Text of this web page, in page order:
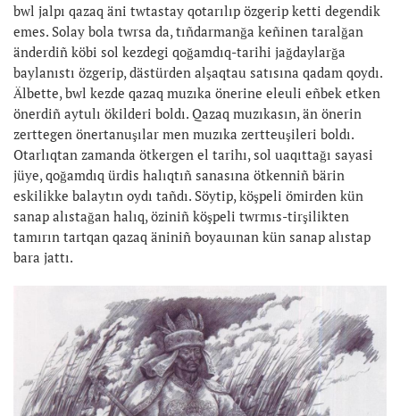
bwl jalpı qazaq äni twtastay qotarılıp özgerip ketti degendik
emes. Solay bola twrsa da, tıñdarmanğa keñinen taralğan
änderdiñ köbi sol kezdegi qoğamdıq-tarihi jağdaylarğa
baylanıstı özgerip, dästürden alşaqtau satısına qadam qoydı.
Älbette, bwl kezde qazaq muzıka önerine eleuli eñbek etken
önerdiñ aytulı ökilderi boldı. Qazaq muzıkasın, än önerin
zerttegen önertanuşılar men muzıka zertteuşileri boldı.
Otarlıqtan zamanda ötkergen el tarihı, sol uaqıttağı sayasi
jüye, qoğamdıq ürdis halıqtıñ sanasına ötkenniñ bärin
eskilikke balaytın oydı tañdı. Söytip, köşpeli ömirden kün
sanap alıstağan halıq, öziniñ köşpeli twrmıs-tirşilikten
tamırın tartqan qazaq äniniñ boyauınan kün sanap alıstap
bara jattı.